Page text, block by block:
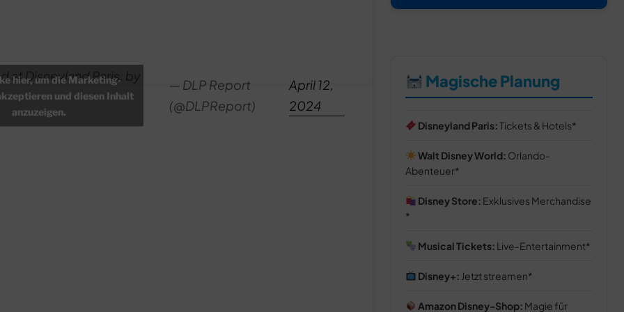
Disneyland Paris, by
— DLP Report
(@DLPReport)
April 12,
2024
hier, um die Marketing-
und diesen Inhalt
anzuzeigen.
Magische Planung
Disneyland Paris:Tickets & Hotels
Walt Disney World: Orlando-
Abenteuer
Disney Store: Exklusives Merchandise
Musical Tickets: Live-Entertainment
Disney+: Jetzt streamen
Amazon Disney-Shop: Magie für